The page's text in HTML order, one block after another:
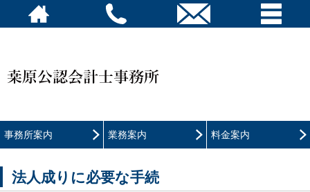
事務所案内 業務案内 料金案内
法人成りに必要な手続